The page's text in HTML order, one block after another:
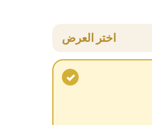
اختر العرض
✓